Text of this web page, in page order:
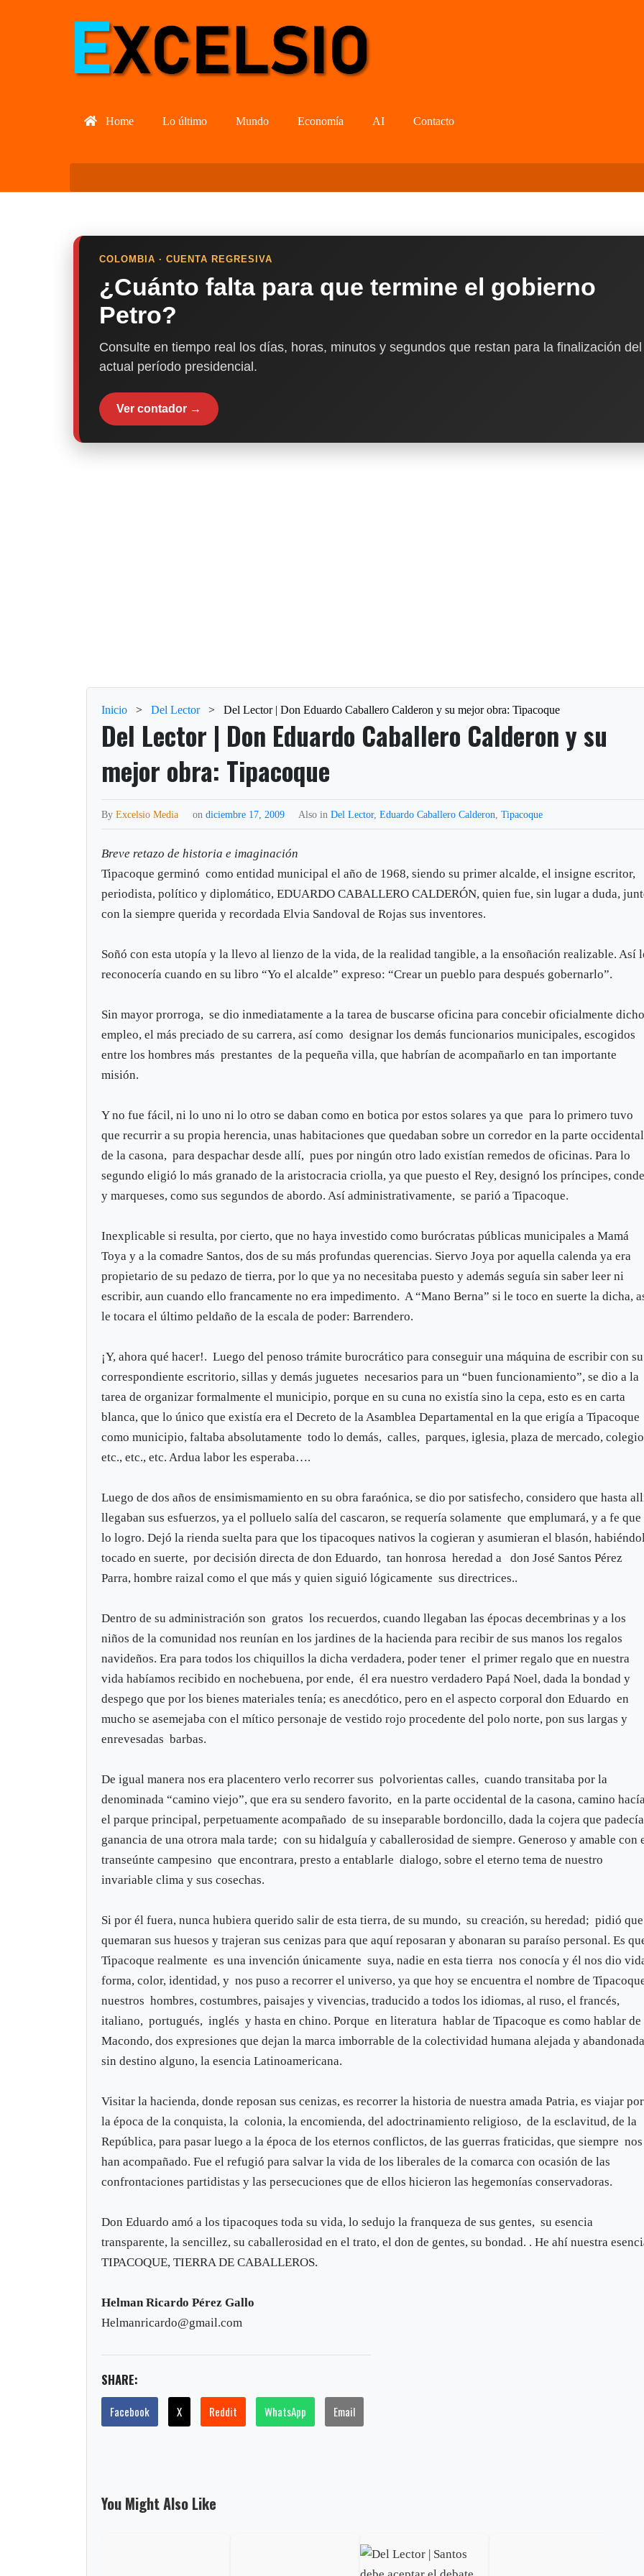
Home Lo último Mundo Economía AI Contacto
COLOMBIA · CUENTA REGRESIVA
¿Cuánto falta para que termine el gobierno
Petro?
Consulte en tiempo real los días, horas, minutos y segundos que restan para la finalización del
actual período presidencial.
Ver contador →
Inicio > Del Lector > Del Lector | Don Eduardo Caballero Calderon y su mejor obra: Tipacoque
Del Lector | Don Eduardo Caballero Calderon y su
mejor obra: Tipacoque
ByExcelsio Media ondiciembre 17, 2009 Also inDel Lector,Eduardo Caballero Calderon ,Tipacoque
Breve retazo de historia e imaginación
Tipacoque germinó como entidad municipal el año de 1968, siendo su primer alcalde, el insigne escritor,
periodista, político y diplomático, EDUARDO CABALLERO CALDERÓN, quien fue, sin lugar a duda,
con la siempre querida y recordada Elvia Sandoval de Rojas sus inventores.
Soñó con esta utopía y la llevo al lienzo de la vida, de la realidad tangible, a la ensoñación realizable. Así
reconocería cuando en su libro “Yo el alcalde” expreso: “Crear un pueblo para después gobernarlo”.
Sin mayor prorroga, se dio inmediatamente a la tarea de buscarse oficina para concebir oficialmente dicho
empleo, el más preciado de su carrera, así como designar los demás funcionarios municipales, escogidos
entre los hombres más prestantes de la pequeña villa, que habrían de acompañarlo en tan importante
misión.
Y no fue fácil, ni lo uno ni lo otro se daban como en botica por estos solares ya que para lo primero tuvo
que recurrir a su propia herencia, unas habitaciones que quedaban sobre un corredor en la parte occidental
de la casona, para despachar desde allí, pues por ningún otro lado existían remedos de oficinas. Para lo
segundo eligió lo más granado de la aristocracia criolla, ya que puesto el Rey, designó los príncipes,
y marqueses, como sus segundos de abordo. Así administrativamente, se parió a Tipacoque.
Inexplicable si resulta, por cierto, que no haya investido como burócratas públicas municipales a Mamá
Toya y a la comadre Santos, dos de su más profundas querencias. Siervo Joya por aquella calenda ya era
propietario de su pedazo de tierra, por lo que ya no necesitaba puesto y además seguía sin saber leer ni
escribir, aun cuando ello francamente no era impedimento. A “Mano Berna” si le toco en suerte la dicha,
le tocara el último peldaño de la escala de poder: Barrendero.
¡Y, ahora qué hacer!. Luego del penoso trámite burocrático para conseguir una máquina de escribir con su
correspondiente escritorio, sillas y demás juguetes necesarios para un “buen funcionamiento”, se dio a la
tarea de organizar formalmente el municipio, porque en su cuna no existía sino la cepa, esto es en carta
blanca, que lo único que existía era el Decreto de la Asamblea Departamental en la que erigía a Tipacoque
como municipio, faltaba absolutamente todo lo demás, calles, parques, iglesia, plaza de mercado,
etc., etc., etc. Ardua labor les esperaba….
Luego de dos años de ensimismamiento en su obra faraónica, se dio por satisfecho, considero que hasta
llegaban sus esfuerzos, ya el polluelo salía del cascaron, se requería solamente que emplumará, y a fe que
lo logro. Dejó la rienda suelta para que los tipacoques nativos la cogieran y asumieran el blasón,
tocado en suerte, por decisión directa de don Eduardo, tan honrosa heredad a don José Santos Pérez
Parra, hombre raizal como el que más y quien siguió lógicamente sus directrices..
Dentro de su administración son gratos los recuerdos, cuando llegaban las épocas decembrinas y a los
niños de la comunidad nos reunían en los jardines de la hacienda para recibir de sus manos los regalos
navideños. Era para todos los chiquillos la dicha verdadera, poder tener el primer regalo que en nuestra
vida habíamos recibido en nochebuena, por ende, él era nuestro verdadero Papá Noel, dada la bondad y
despego que por los bienes materiales tenía; es anecdótico, pero en el aspecto corporal don Eduardo en
mucho se asemejaba con el mítico personaje de vestido rojo procedente del polo norte, pon sus largas y
enrevesadas barbas.
De igual manera nos era placentero verlo recorrer sus polvorientas calles, cuando transitaba por la
denominada “camino viejo”, que era su sendero favorito, en la parte occidental de la casona, camino hacía
el parque principal, perpetuamente acompañado de su inseparable bordoncillo, dada la cojera que
ganancia de una otrora mala tarde; con su hidalguía y caballerosidad de siempre. Generoso y amable con
transeúnte campesino que encontrara, presto a entablarle dialogo, sobre el eterno tema de nuestro
invariable clima y sus cosechas.
Si por él fuera, nunca hubiera querido salir de esta tierra, de su mundo, su creación, su heredad; pidió que
quemaran sus huesos y trajeran sus cenizas para que aquí reposaran y abonaran su paraíso personal. Es
Tipacoque realmente es una invención únicamente suya, nadie en esta tierra nos conocía y él nos dio
forma, color, identidad, y nos puso a recorrer el universo, ya que hoy se encuentra el nombre de
nuestros hombres, costumbres, paisajes y vivencias, traducido a todos los idiomas, al ruso, el francés,
italiano, portugués, inglés y hasta en chino. Porque en literatura hablar de Tipacoque es como hablar de
Macondo, dos expresiones que dejan la marca imborrable de la colectividad humana alejada y
sin destino alguno, la esencia Latinoamericana.
Visitar la hacienda, donde reposan sus cenizas, es recorrer la historia de nuestra amada Patria, es viajar por
la época de la conquista, la colonia, la encomienda, del adoctrinamiento religioso, de la esclavitud, de la
República, para pasar luego a la época de los eternos conflictos, de las guerras fraticidas, que siempre nos
han acompañado. Fue el refugió para salvar la vida de los liberales de la comarca con ocasión de las
confrontaciones partidistas y las persecuciones que de ellos hicieron las hegemonías conservadoras.
Don Eduardo amó a los tipacoques toda su vida, lo sedujo la franqueza de sus gentes, su esencia
transparente, la sencillez, su caballerosidad en el trato, el don de gentes, su bondad. . He ahí nuestra
TIPACOQUE, TIERRA DE CABALLEROS.
Helman Ricardo Pérez Gallo
Helmanricardo@gmail.com
SHARE:
Facebook X Reddit WhatsApp Email
You Might Also Like